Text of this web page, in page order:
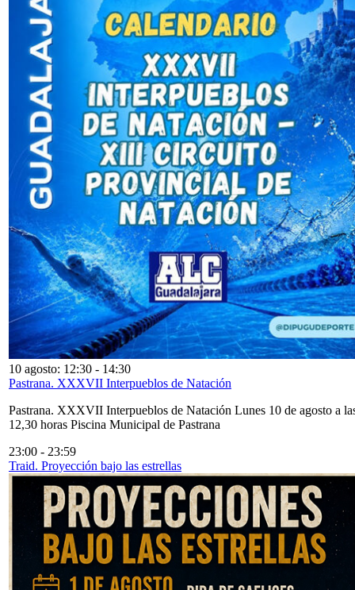
10 agosto: 12:30 - 14:30
Pastrana. XXXVII Interpueblos de Natación
Pastrana. XXXVII Interpueblos de Natación Lunes 10 de agosto a
12,30 horas Piscina Municipal de Pastrana
23:00 - 23:59
Traid. Proyección bajo las estrellas